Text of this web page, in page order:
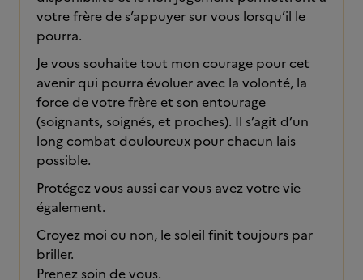
votre frère de s’appuyer sur vous lorsqu’il le
pourra.
Je vous souhaite tout mon courage pour cet
avenir qui pourra évoluer avec la volonté, la
force de votre frère et son entourage
(soignants, soignés, et proches). Il s’agit d’un
long combat douloureux pour chacun lais
possible.
Protégez vous aussi car vous avez votre vie
également.
Croyez moi ou non, le soleil finit toujours par
briller.
Prenez soin de vous.